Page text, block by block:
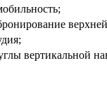
вертикальной